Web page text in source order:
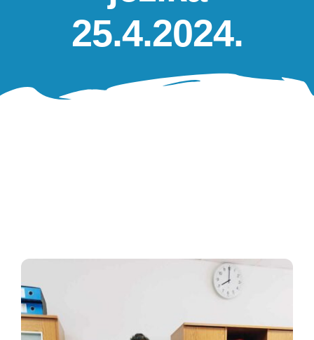
Aktivnosti25.4.2024.